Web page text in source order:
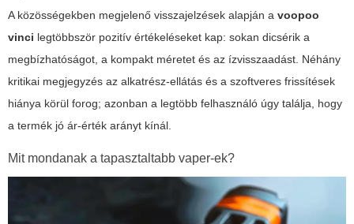
A közösségekben megjelenő visszajelzések alapján a voopoo
vinci legtöbbször pozitív értékeléseket kap: sokan dicsérik a
megbízhatóságot, a kompakt méretet és az ízvisszaadást. Néhány
kritikai megjegyzés az alkatrész-ellátás és a szoftveres frissítések
hiánya körül forog; azonban a legtöbb felhasználó úgy találja, hogy
a termék jó ár-érték arányt kínál.
Mit mondanak a tapasztaltabb vaper-ek?